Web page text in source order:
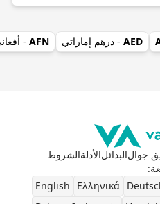
AED - درهم إماراتي AFN
-
جوالالبدائلالأدلةالشروط
:
Ελληνικά
English